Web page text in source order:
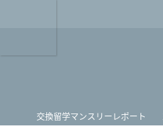
龍
ホーム
交換留学マンスリーレポート